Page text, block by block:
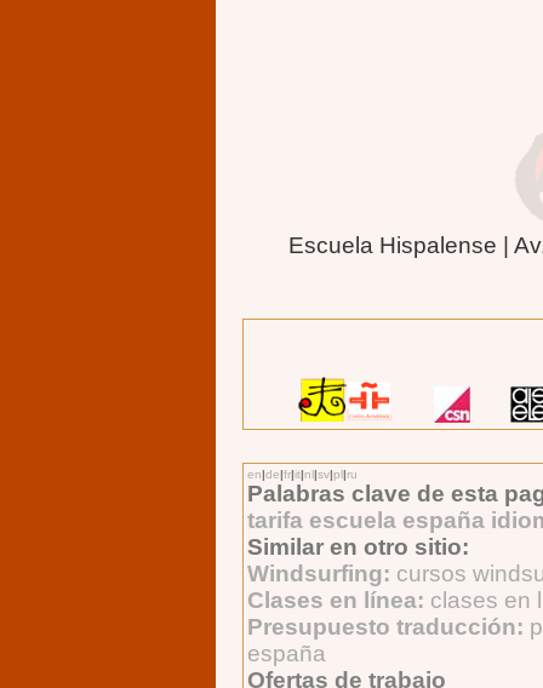
Escuela Hispalense |
en|de|fr|it|nl|sv|pl|ru
Palabras clave de esta
tarifa escuela españa
Similar en otro sitio:
Windsurfing: cursos
Clases en línea: clases en
Presupuesto traducción:
españa
Ofertas de trabajo